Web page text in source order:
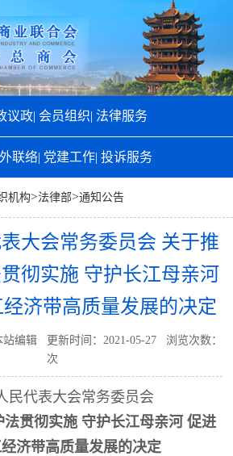
议政| 会员组织| 法律服务
联络| 党建工作| 投诉服务
机构>法律部>通知公告
大会常务委员会 关于推
彻实施 守护长江母亲河
济带高质量发展的决定
编辑 更新时间：2021-05-27 浏览次数：
次
民代表大会常务委员会
法贯彻实施 守护长江母亲河 促进
济带高质量发展的决定